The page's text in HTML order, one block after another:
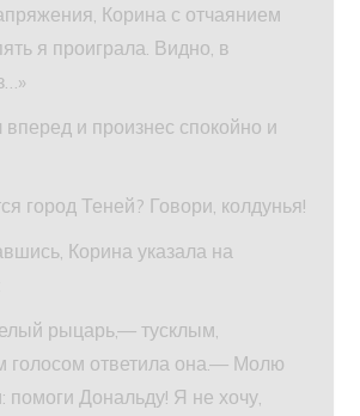
Корина с отчаянием
я проиграла. Видно, в
и произнес спокойно и
город Теней? Говори, колдунья!
Корина указала на
рыцарь,— тусклым,
голосом ответила она.— Молю
помоги Дональду! Я не хочу,